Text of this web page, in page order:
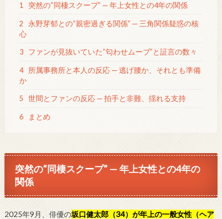
1 突然の“同棲スクープ” — 年上女性との4年の関係
2
永野芽郁との“親密過ぎる関係” — 三角関係疑惑の核
心
3 ファンが見抜いていた“匂わせムーブ”と証言の数々
4
所属事務所と本人の反応 — 逃げ腰か、それとも準備
か
5 世間とファンの反応 — 拍手と非難、揺れる支持
6 まとめ
突然の“同棲スクープ” — 年上女性との4年の
関係
2025年9月、俳優の坂口健太郎（34）が年上の一般女性（ヘア